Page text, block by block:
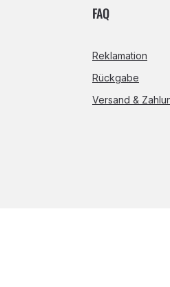
FAQ
Reklamation
Rückgabe
Versand &